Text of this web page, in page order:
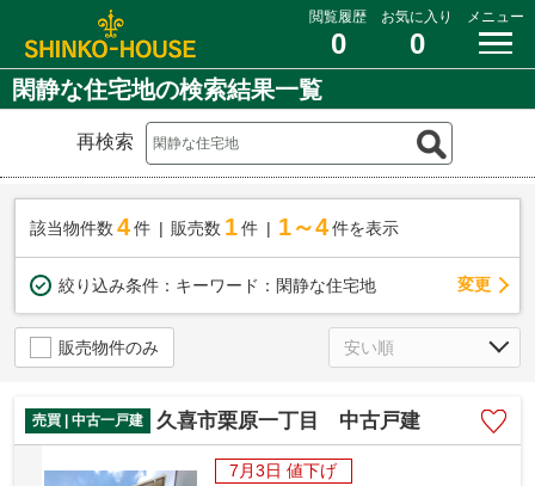
閲覧履歴
0
お気に入り
0
メニュー
閑静な住宅地の検索結果一覧
再検索
該当物件数 4件 販売数 1 件 1～4 件を表示
絞り込み条件： キーワード：閑静な住宅地 変更
販売物件のみ
売買 | 中古一戸建 久喜市栗原一丁目 中古戸建
7月3日 値下げ